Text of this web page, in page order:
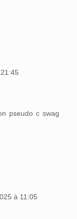
pseudo c swag
à 11:05